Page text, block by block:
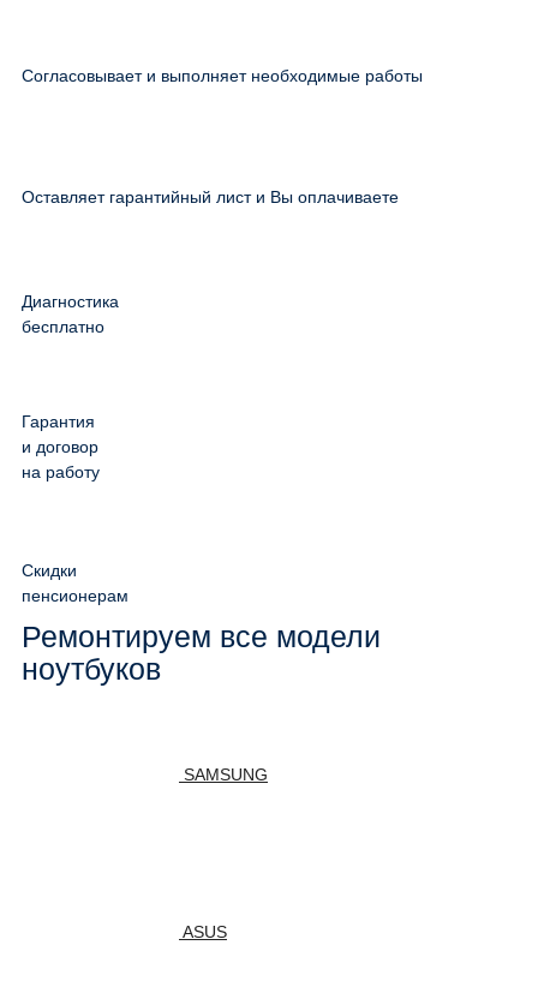
Согласовывает и выполняет необходимые работы
Оставляет гарантийный лист и Вы оплачиваете
Диагностика
бесплатно
Гарантия
и договор
на работу
Скидки
пенсионерам
Ремонтируем все модели
ноутбуков
SAMSUNG
ASUS